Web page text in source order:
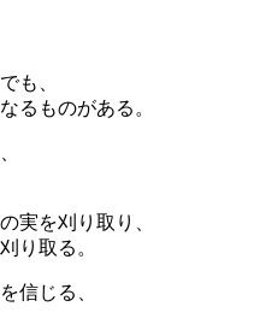
も、
るものがある。
実を刈り取り、
り取る。
信じる、